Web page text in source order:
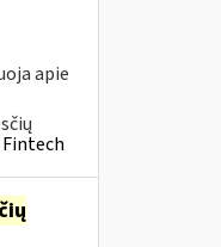
apie